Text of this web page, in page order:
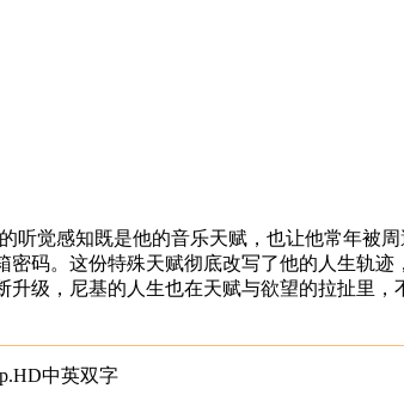
觉感知既是他的音乐天赋，也让他常年被
码。这份特殊天赋彻底改写了他的人生轨
级，尼基的人生也在天赋与欲望的拉扯里，
中英双字